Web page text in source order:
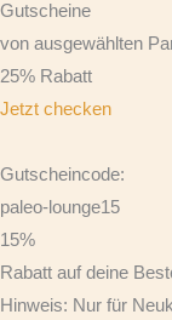
Gutscheine
von ausgewählten
25% Rabatt
Jetzt checken
Gutscheincode:
paleo-lounge15
15%
Rabatt auf deine
Hinweis: Nur für